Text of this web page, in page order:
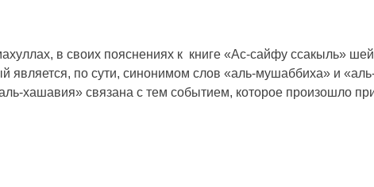
в своих пояснениях к книге «Ас-сайфу ссакыль»
является, по сути, синонимом слов «аль-мушаббиха» и
хашавия» связана с тем событием, которое произошло